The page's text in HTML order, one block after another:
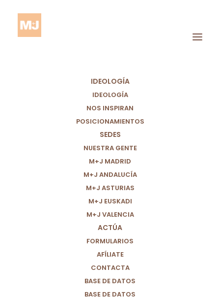
IDEOLOGÍA
IDEOLOGÍA
NOS INSPIRAN
POSICIONAMIENTOS
SEDES
NUESTRA GENTE
M+J MADRID
M+J ANDALUCÍA
M+J ASTURIAS
M+J EUSKADI
M+J VALENCIA
ACTÚA
FORMULARIOS
AFÍLIATE
CONTACTA
BASE DE DATOS
BASE DE DATOS
Movimiento
Ciudadano